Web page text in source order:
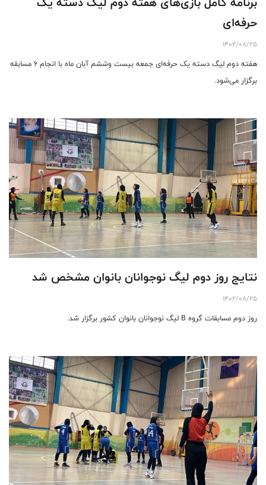
حرفه‌ای
1402/08/25
هفته دوم لیگ دسته یک حرفه‌ای جمعه بیست وششم آبان ماه با انجام ۶ مسابقه
برگزار می‌شود.
نتایج روز دوم لیگ نوجوانان بانوان مشخص شد
1402/08/25
روز دوم مسابقات گروه B لیگ نوجوانان بانوان کشور برگزار شد.